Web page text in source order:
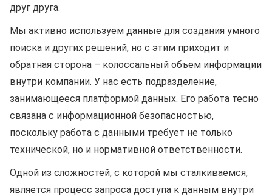
друг друга.
Мы активно используем данные для создания умного
поиска и других решений, но с этим приходит и
обратная сторона – колоссальный объем информации
внутри компании. У нас есть подразделение,
занимающееся платформой данных. Его работа тесно
связана с информационной безопасностью,
поскольку работа с данными требует не только
технической, но и нормативной ответственности.
Одной из сложностей, с которой мы сталкиваемся,
является процесс запроса доступа к данным внутри